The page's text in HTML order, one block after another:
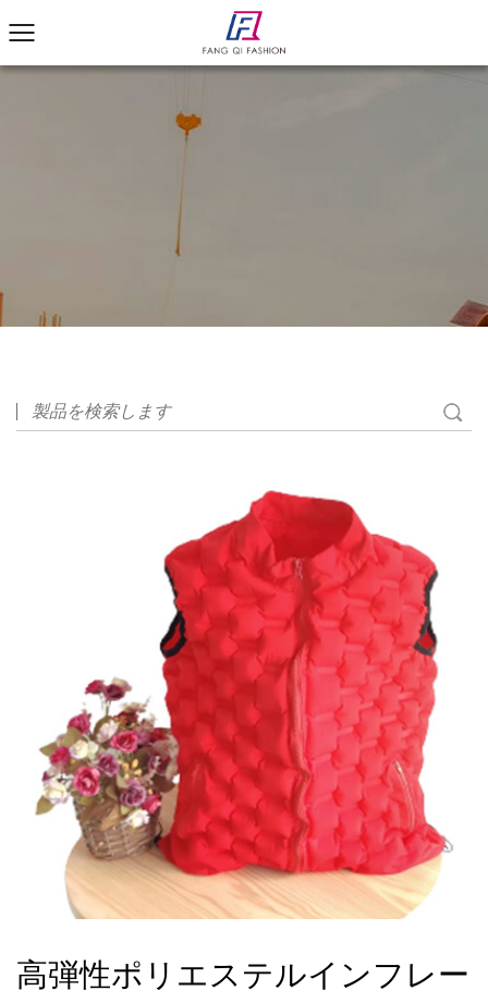
高弾性ポリエステルインフレー